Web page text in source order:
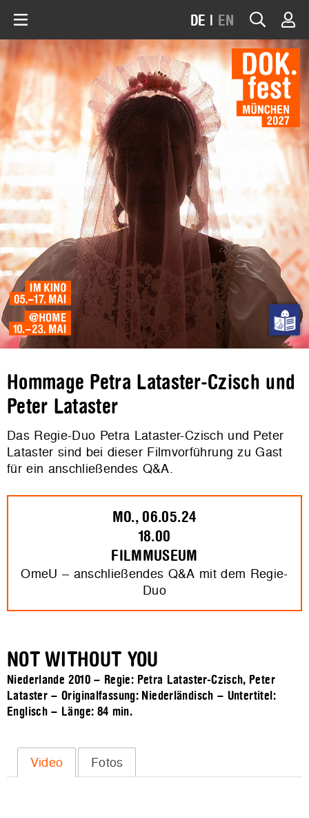
DE | EN
Hommage Petra Lataster-Czisch und
Peter Lataster
Das Regie-Duo Petra Lataster-Czisch und Peter
Lataster sind bei dieser Filmvorführung zu Gast
für ein anschließendes Q&A.
MO., 06.05.24
18.00
FILMMUSEUM
OmeU – anschließendes Q&A mit dem Regie-
Duo
NOT WITHOUT YOU
Niederlande 2010 – Regie: Petra Lataster-Czisch, Peter
Lataster – Originalfassung: Niederländisch – Untertitel:
Englisch – Länge: 84 min.
Video Fotos